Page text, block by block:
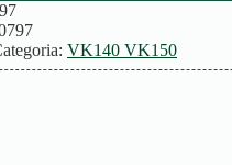
VK140 VK150